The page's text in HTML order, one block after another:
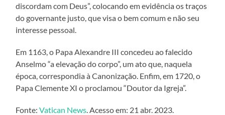
discordam com Deus”, colocando em evidência os traços
do governante justo, que visa o bem comum e não seu
interesse pessoal.
Em 1163, o Papa Alexandre III concedeu ao falecido
Anselmo “a elevação do corpo”, um ato que, naquela
época, correspondia à Canonização. Enfim, em 1720, o
Papa Clemente XI o proclamou “Doutor da Igreja”.
Fonte:Vatican News. Acesso em: 21 abr. 2023.